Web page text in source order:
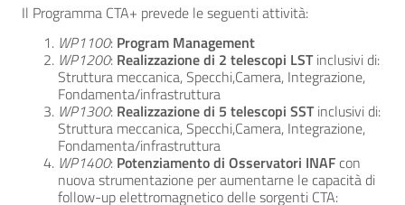
Il Programma CTA+ prevede le seguenti attività:
WP1100: Program Management
WP1200: Realizzazione di 2 telescopi LSTinclusivi di:
Struttura meccanica, Specchi,Camera, Integrazione,
Fondamenta/infrastruttura
WP1300: Realizzazione di 5 telescopi SSTinclusivi di:
Struttura meccanica, Specchi,Camera, Integrazione,
Fondamenta/infrastruttura
WP1400: Potenziamento di Osservatori INAF con
nuova strumentazione per aumentarne le capacità di
follow-up elettromagnetico delle sorgenti CTA: